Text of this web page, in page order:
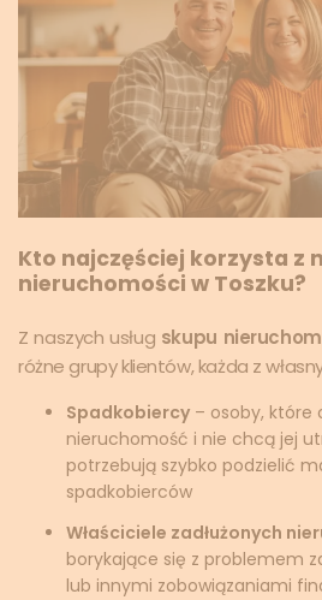
Kto najczęściej korzysta z
nieruchomości w Toszku?
Z naszych usług skupu
różne grupy klientów, każda z
Spadkobiercy – osoby, które
nieruchomość i nie chcą jej
potrzebują szybko podzielić
spadkobierców
Właściciele zadłużonych
borykające się z problemem
lub innymi zobowiązaniami